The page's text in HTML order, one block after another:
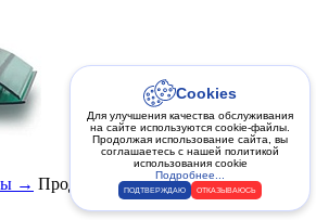
Подобрать комплектующие
→ Продажа от производителя
Cookies
Для улучшения качества обслуживания
на сайте используются cookie-файлы.
Продолжая использование сайта, вы
соглашаетесь с нашей политикой
использования cookie
Подробнее...
ПОДТВЕРЖДАЮ ОТКАЗЫВАЮСЬ